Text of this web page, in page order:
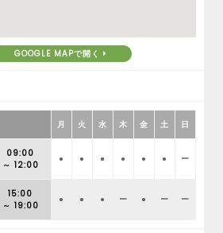
GOOGLE MAPで開く
月 火 水 木 金 土 日
09:00
～ 12:00
● ● ● ● ● ● ー
15:00
～ 19:00
● ● ● ー ● ー ー